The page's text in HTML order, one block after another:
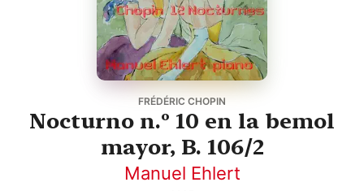
FRÉDÉRIC CHOPIN
Nocturno n.º 10 en la bemol
mayor, B. 106/2
Manuel Ehlert